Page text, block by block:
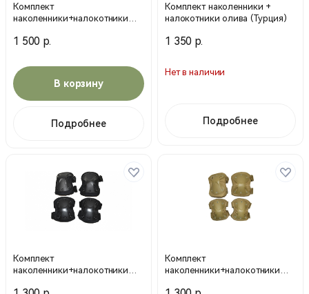
Комплект
наколенники+налокотники
1 500 р.
В корзину
Подробнее
Комплект наколенники +
налокотники олива (Турция)
1 350 р.
Нет в наличии
Подробнее
Комплект
наколенники+налокотники
Комплект
наколенники+налокотники